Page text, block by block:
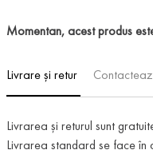
Momentan, acest produs
Livrare și retur
Livrarea și returul sunt
Livrarea standard se face